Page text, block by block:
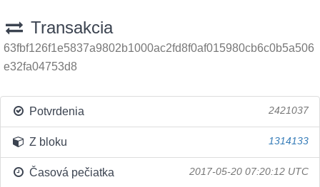
Transakcia
63fbf126f1e5837a9802b1000ac2fd8f0af015980cb6c0b5a506
e32fa04753d8
Potvrdenia 2421037
Z bloku 1314133
Časová pečiatka 2017-05-20 07:20:12 UTC